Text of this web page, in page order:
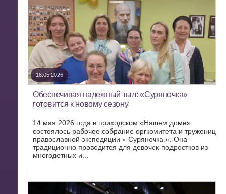
18.05.2026
Обеспечивая надежный тыл: «Суряночка»
готовится к новому сезону
14 мая 2026 года в приходском «Нашем доме»
состоялось рабочее собрание оргкомитета и тружениц
православной экспедиции « Суряночка ». Она
традиционно проводится для девочек-подростков из
многодетных и...